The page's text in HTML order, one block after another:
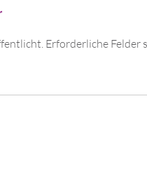
Erforderliche Felder